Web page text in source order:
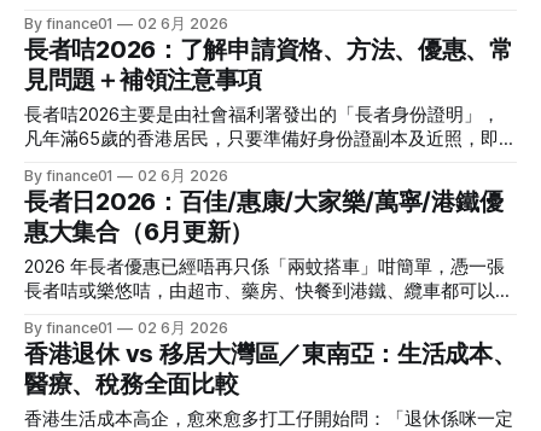
便可入手。 * 嵌入式蒸焗爐：常見容量約 34–52 公升，價錢
由約 9,800 至 53,000 港元，主攻中高階市場，重視外觀一體
化、
常消費支出。本文會一次過整合樂悠咭在機場快綫、香港迪士
尼樂園、海洋公園及超市、餐飲商戶的主要優惠，並附上最新
申請方法及注意事項，等你同屋企長輩輕鬆用盡所有「銀髮福
利」。 樂悠咭是甚麼？有咩咁著數？ 樂悠咭是專為60歲或以
上香港居民而設的個人化八達通，結合政府「2元乘車優惠計
交通每程2元的優惠票價。此外，不少商戶會額外針對樂悠咭
持有人推出折扣或現金回贈，八達通公司每年更舉辦「828樂
悠節」，在指定商戶消費可賺取高達800元現金回贈，總派發
金額高達8,280,000元，非常吸引。 對60–64歲的長者來說，
要繼續享有2元乘車優惠，必須使用樂悠咭拍卡，而非普通長
者八達通或長者咭；65歲或以上長者亦可申請樂悠咭兼享2元
優惠及各種商戶折扣。所以，無論是日常搭車、去街市、行超
市，抑或搭機場快綫出遊，只要懂得善用樂悠咭，就可以一年
慳回可觀金額。 交通玩樂必睇：機場快綫、
By finance01 02 6月 2026
長者咭2026：了解申請資格、方法、優惠、常
見問題＋補領注意事項
長者咭2026主要是由社會福利署發出的「長者身份證明」，
凡年滿65歲的香港居民，只要準備好身份證副本及近照，即可
惠。本文會由申請資格、申請方法、優惠重點到常見問題逐一
拆解，並額外提醒補領及電子長者咭等最新注意事項，方便長
者及家人一次過掌握實用資訊。 長者咭是甚麼？有甚麼用？
長者咭由社會福利署發出，是官方認可的長者身份證明，主要
方便長者在政府部門、公共機構及參與優惠計劃的商戶享有折
優惠」標示，職員一般只需核對姓名及相片，毋須額外文件。
與「樂悠咭」相比，長者咭本身不具支付或拍卡功能，但涵蓋
的優惠範圍更廣，尤其是餐飲及購物折扣等民間商戶優惠，很
多都同時接受長者咭或樂悠咭作年齡證明。有些長者可能已習
By finance01 02 6月 2026
長者日2026：百佳/惠康/大家樂/萬寧/港鐵優
惠大集合（6月更新）
2026 年長者優惠已經唔再只係「兩蚊搭車」咁簡單，憑一張
長者咭或樂悠咭，由超市、藥房、快餐到港鐵、纜車都可以有
全年長者餐飲減價，再加上每年 11 月長者日免費交通、免費
博物館同過百間食肆特別優惠。 以下就以 6 月更新資料，幫
你一次過睇清 2026 年長者日及全年長者優惠懶人包，方便幫
屋企老友記排好「食買行」行程。 百佳長者優惠：長者日 9
By finance01 02 6月 2026
香港退休 vs 移居大灣區／東南亞：生活成本、
醫療、稅務全面比較
香港生活成本高企，愈來愈多打工仔開始問：「退休係咪一定